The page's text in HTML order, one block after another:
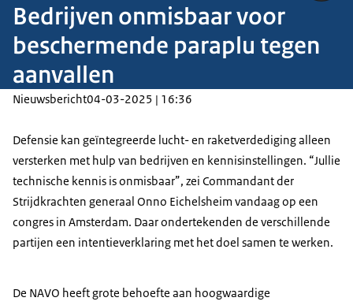
Bedrijven onmisbaar voor
beschermende paraplu tegen
aanvallen
Nieuwsbericht04-03-2025 | 16:36
Defensie kan geïntegreerde lucht- en raketverdediging alleen
versterken met hulp van bedrijven en kennisinstellingen. Jullie
technische kennis is onmisbaar , zei Commandant der
Strijdkrachten generaal Onno Eichelsheim vandaag op een
congres in Amsterdam. Daar ondertekenden de verschillende
partijen een intentieverklaring met het doel samen te werken.
De NAVO heeft grote behoefte aan hoogwaardige